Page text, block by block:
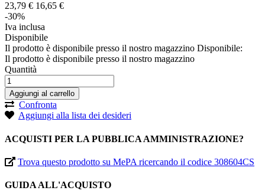
23,79 € 16,65 €
-30%
Iva inclusa
Disponibile
Il prodotto è disponibile presso il nostro magazzino Disponibile:
Il prodotto è disponibile presso il nostro magazzino
Quantità
Aggiungi al carrello
Confronta
Aggiungi alla lista dei desideri
ACQUISTI PER LA PUBBLICA AMMINISTRAZIONE?
Trova questo prodotto su MePA ricercando il codice 308604CS
GUIDA ALL'ACQUISTO